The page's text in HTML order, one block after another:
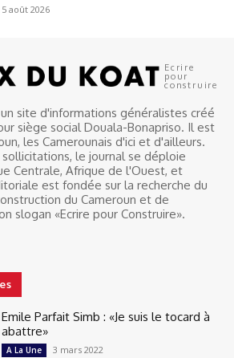
5 août 2026
Ecrire
pour
construire
site d'informations généralistes créé
siège social Douala-Bonapriso. Il est
les Camerounais d'ici et d'ailleurs.
le journal se déploie
Centrale, Afrique de l'Ouest, et
est fondée sur la recherche du
du Cameroun et de
slogan «Ecrire pour Construire».
Emile Parfait Simb : «Je suis le tocard à
abattre»
A La Une 3 mars 2022